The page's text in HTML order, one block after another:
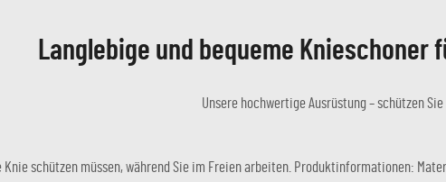
Langlebige und bequeme Knieschoner
Unsere hochwertige Ausrüstung – schützen
Knie schützen müssen, während Sie im Freien arbeiten. Produktinformationen: